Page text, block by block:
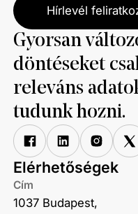
Hírlevél
Gyorsan
döntéseket
releváns
tudunk hozni.
Elérhetőségek
Cím
1037 Budapest,